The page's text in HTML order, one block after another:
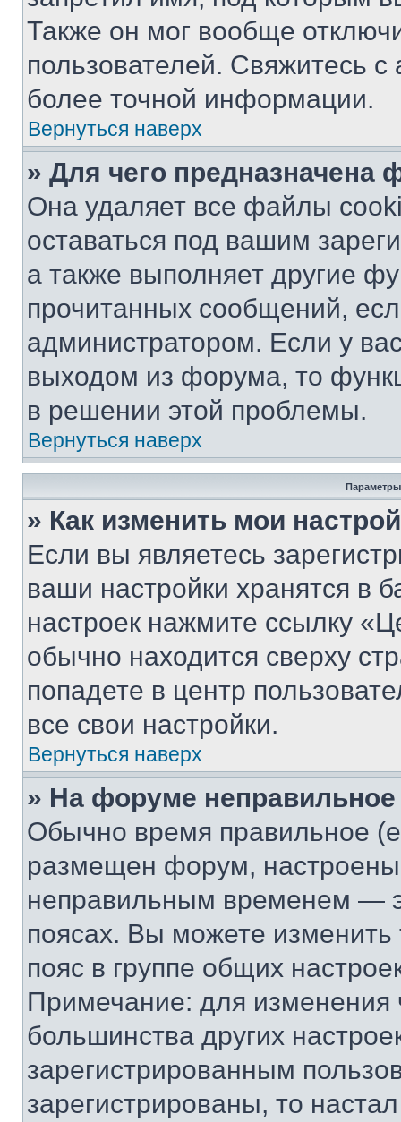
Также он мог вообще
пользователей. Свяжитесь
более точной информации.
Вернуться наверх
» Для чего предназначена
Она удаляет все файлы
оставаться под вашим
а также выполняет другие
прочитанных сообщений,
администратором. Если у
выходом из форума, то
в решении этой проблемы.
Вернуться наверх
Параметры
» Как изменить мои
Если вы являетесь
ваши настройки хранятся в
настроек нажмите ссылку
обычно находится сверху
попадете в центр
все свои настройки.
Вернуться наверх
» На форуме
Обычно время правильное
размещен форум, настроены
неправильным временем —
поясах. Вы можете изменить
пояс в группе общих
Примечание: для изменения
большинства других
зарегистрированным
зарегистрированы, то